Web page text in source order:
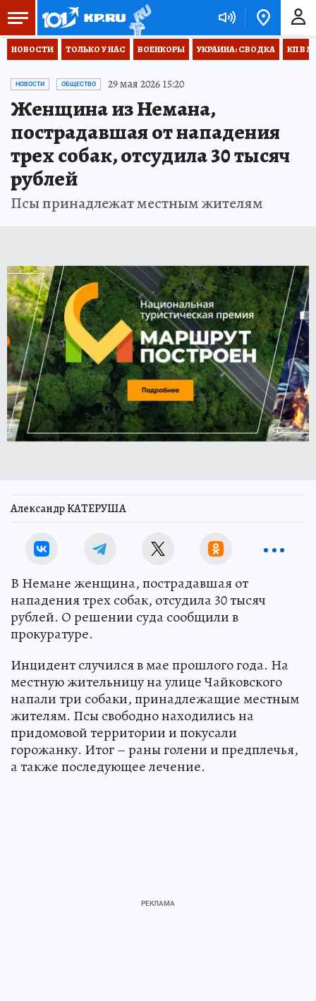
НОВОСТИ ТОЛЬКО У НАС ВОЕНКОРЫ УКРАИНА: СВОДКА КП В
НОВОСТИ ОБЩЕСТВО 29 мая 2026 15:20
Женщина из Немана,
пострадавшая от нападения
трех собак, отсудила 30 тысяч
рублей
Псы принадлежат местным жителям
Александр КАТЕРУША
В Немане женщина, пострадавшая от
нападения трех собак, отсудила 30 тысяч
рублей. О решении суда сообщили в
прокуратуре.
Инцидент случился в мае прошлого года. На
местную жительницу на улице Чайковского
напали три собаки, принадлежащие местным
жителям. Псы свободно находились на
придомовой территории и покусали
горожанку. Итог – раны голени и предплечья,
а также последующее лечение.